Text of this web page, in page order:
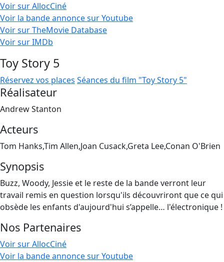
Voir sur AllocCiné
Voir la bande annonce sur Youtube
Voir sur TheMovie Database
Voir sur IMDb
Toy Story 5
Réservez vos places Séances du film "Toy Story 5"
Réalisateur
Andrew Stanton
Acteurs
Tom Hanks,Tim Allen,Joan Cusack,Greta Lee,Conan O'Brien
Synopsis
Buzz, Woody, Jessie et le reste de la bande verront leur
travail remis en question lorsqu'ils découvriront que ce qui
obsède les enfants d'aujourd'hui s’appelle… l'électronique !
Nos Partenaires
Voir sur AllocCiné
Voir la bande annonce sur Youtube